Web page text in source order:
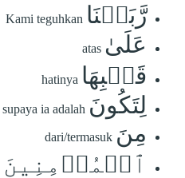
رَّبَطۡنَا Kami teguhkan
عَلَىٰ atas
قَلۡبِهَا hatinya
لِتَكُونَ supaya ia adalah
مِنَ dari/termasuk
ٱلۡمُؤۡمِنِينَ